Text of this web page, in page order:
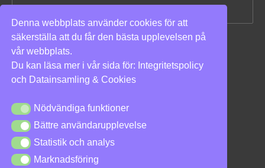
Denna webbplats använder cookies för att
säkerställa att du får den bästa upplevelsen på
vår webbplats.
Du kan läsa mer i vår sida för: Integritetspolicy
och Datainsamling & Cookies
Nödvändiga funktioner
Nödvändiga funktioner
Bättre användarupplevelse
Bättre användarupplevelse
Statistik och analys
Statistik och analys
Marknadsföring
Marknadsföring
Sök
efter:
Vi stöder
Integritetspolicy|